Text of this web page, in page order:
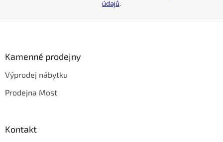
údajů.
Kamenné prodejny
Výprodej nábytku
Prodejna Most
Kontakt